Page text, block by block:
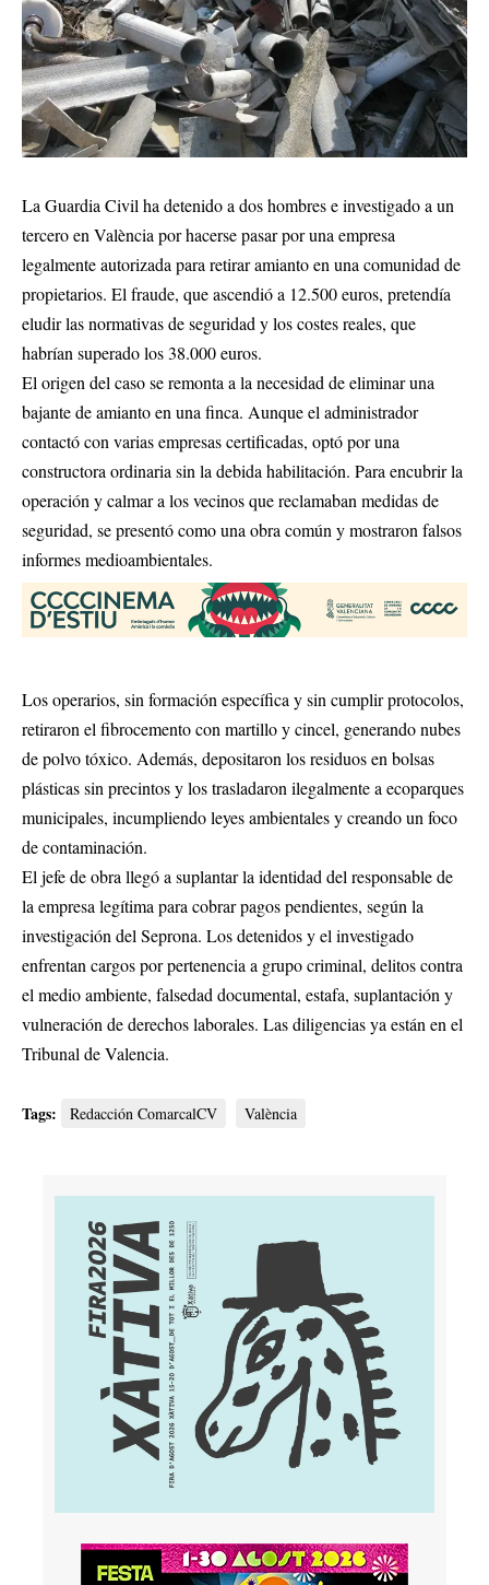
La Guardia Civil ha detenido a dos hombres e investigado a un
tercero en València por hacerse pasar por una empresa
legalmente autorizada para retirar amianto en una comunidad de
propietarios. El fraude, que ascendió a 12.500 euros, pretendía
eludir las normativas de seguridad y los costes reales, que
habrían superado los 38.000 euros.
El origen del caso se remonta a la necesidad de eliminar una
bajante de amianto en una finca. Aunque el administrador
contactó con varias empresas certificadas, optó por una
constructora ordinaria sin la debida habilitación. Para encubrir la
operación y calmar a los vecinos que reclamaban medidas de
seguridad, se presentó como una obra común y mostraron falsos
informes medioambientales.
Los operarios, sin formación específica y sin cumplir protocolos,
retiraron el fibrocemento con martillo y cincel, generando nubes
de polvo tóxico. Además, depositaron los residuos en bolsas
plásticas sin precintos y los trasladaron ilegalmente a ecoparques
municipales, incumpliendo leyes ambientales y creando un foco
de contaminación.
El jefe de obra llegó a suplantar la identidad del responsable de
la empresa legítima para cobrar pagos pendientes, según la
investigación del Seprona. Los detenidos y el investigado
enfrentan cargos por pertenencia a grupo criminal, delitos contra
el medio ambiente, falsedad documental, estafa, suplantación y
vulneración de derechos laborales. Las diligencias ya están en el
Tribunal de Valencia.
Tags: Redacción ComarcalCV València